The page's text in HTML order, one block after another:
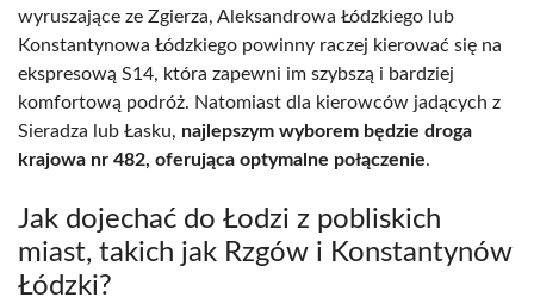
wyruszające ze Zgierza, Aleksandrowa Łódzkiego lub
Konstantynowa Łódzkiego powinny raczej kierować się na
ekspresową S14, która zapewni im szybszą i bardziej
komfortową podróż. Natomiast dla kierowców jadących z
Sieradza lub Łasku, najlepszym wyborem będzie droga
krajowa nr 482, oferująca optymalne połączenie.
Jak dojechać do Łodzi z pobliskich
miast, takich jak Rzgów i Konstantynów
Łódzki?